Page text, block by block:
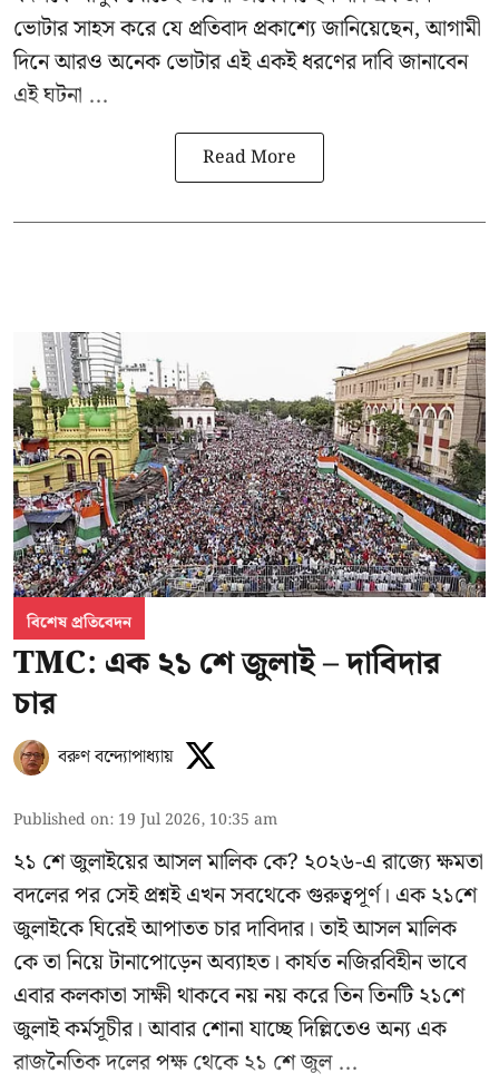
ভোটার সাহস করে যে প্রতিবাদ প্রকাশ্যে জানিয়েছেন, আগামী
দিনে আরও অনেক ভোটার এই একই ধরণের দাবি জানাবেন
এই ঘটনা ...
Read More
বিশেষ প্রতিবেদন
TMC: এক ২১ শে জুলাই – দাবিদার
চার
বরুণ বন্দ্যোপাধ্যায়
Published on: 19 Jul 2026, 10:35 am
২১ শে জুলাইয়ের আসল মালিক কে? ২০২৬-এ রাজ্যে ক্ষমতা
বদলের পর সেই প্রশ্নই এখন সবথেকে গুরুত্বপূর্ণ। এক২১শে
জুলাইকেঘিরেই আপাতত চার দাবিদার। তাই আসল মালিক
কে তা নিয়ে টানাপোড়েন অব্যাহত। কার্যত নজিরবিহীন ভাবে
এবার কলকাতা সাক্ষী থাকবে নয় নয় করে তিন তিনটি ২১শে
জুলাই কর্মসূচীর। আবার শোনা যাচ্ছে দিল্লিতেও অন্য এক
রাজনৈতিক দলের পক্ষ থেকে ২১ শে জুল ...